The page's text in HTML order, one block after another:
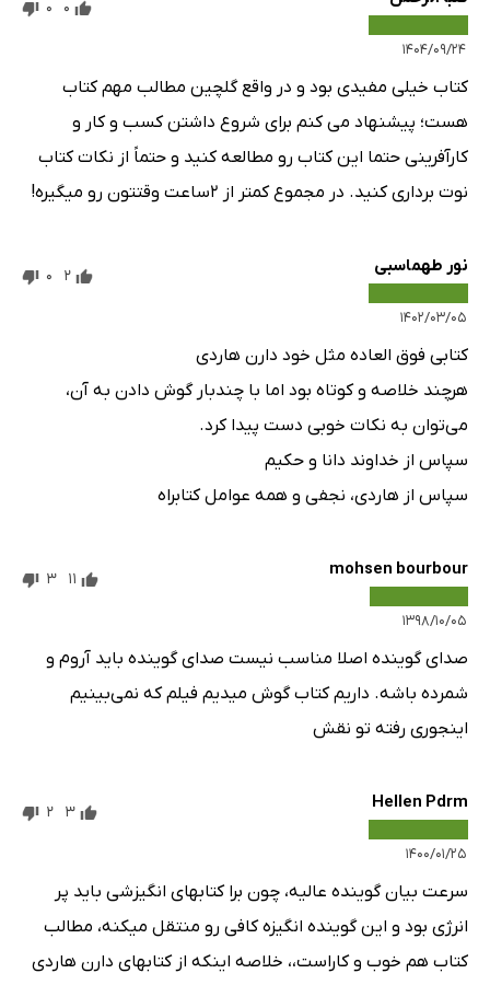
۱۴۰۴/۰۹/۲۴
0
0
کتاب خیلی مفیدی بود و در واقع گلچین مطالب مهم کتاب
هست؛ پیشنهاد می کنم برای شروع داشتن کسب و کار و
کارآفرینی حتما این کتاب رو مطالعه کنید و حتماً از نکات کتاب
نوت برداری کنید. در مجموع کمتر از ۲ساعت وقتتون رو میگیره!
نور طهماسبی
۱۴۰۲/۰۳/۰۵
2
0
کتابی فوق العاده مثل خود دارن هاردی
هرچند خلاصه و کوتاه بود اما با چندبار گوش دادن به آن،
می‌توان به نکات خوبی دست پیدا کرد.
سپاس از خداوند دانا و حکیم
سپاس از هاردی، نجفی و همه عوامل کتابراه
mohsen bourbour
۱۳۹۸/۱۰/۰۵
11
3
صدای گوینده اصلا مناسب نیست صدای گوینده باید آروم و
شمرده باشه. داریم کتاب گوش میدیم فیلم که نمی‌بینیم
اینجوری رفته تو نقش
Hellen Pdrm
۱۴۰۰/۰۱/۲۵
3
2
سرعت بیان گوینده عالیه، چون برا کتابهای انگیزشی باید پر
انرژی بود و این گوینده انگیزه کافی رو منتقل میکنه، مطالب
کتاب هم خوب و کاراست،، خلاصه اینکه از کتابهای دارن هاردی